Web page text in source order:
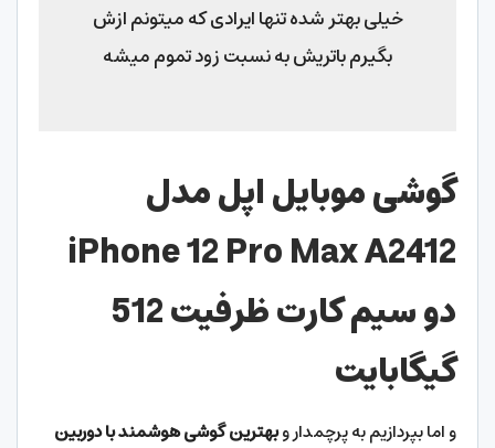
خیلی بهتر شده تنها ایرادی که میتونم ازش
بگیرم باتریش به نسبت زود تموم میشه
گوشی موبایل اپل مدل
iPhone 12 Pro Max A2412
دو سیم کارت ظرفیت 512
گیگابایت
و اما بپردازیم به پرچمدار وبهترین گوشی هوشمند با دوربین